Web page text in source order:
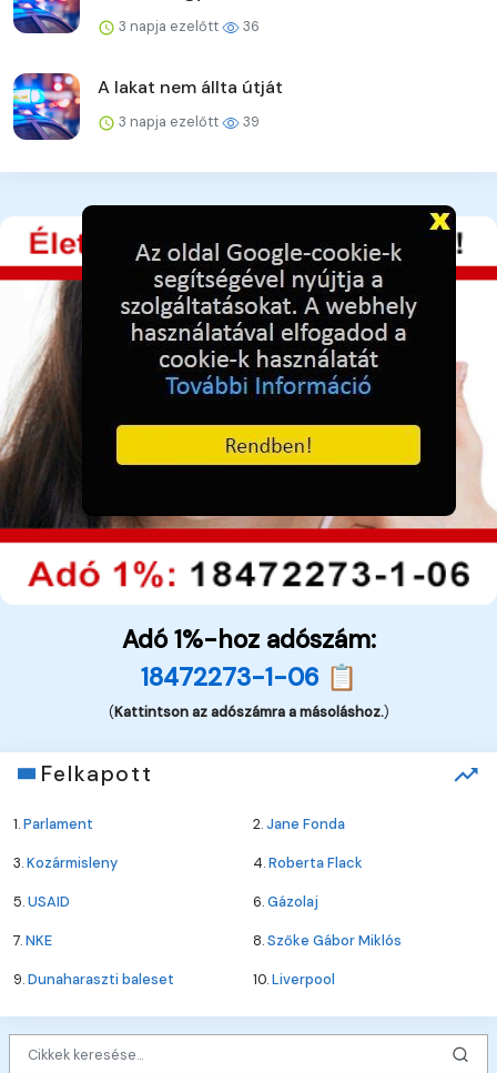
3 napja ezelőtt 36
A lakat nem állta útját
3 napja ezelőtt 39
Adó 1%-hoz adószám:
18472273-1-06 📋
(Kattintson az adószámra a másoláshoz.)
Felkapott
1.Parlament 2.Jane Fonda
3.Kozármisleny 4.Roberta Flack
5.USAID 6.Gázolaj
7.NKE 8.Szőke Gábor Miklós
9.Dunaharaszti baleset 10.Liverpool